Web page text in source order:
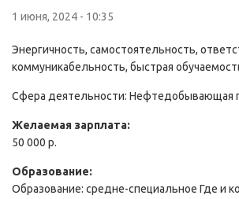
1 июня, 2024 - 10:35
Энергичность, самостоятельность,
коммуникабельность, быстрая
Сфера деятельности: Нефтедобывающая
Желаемая зарплата:
50 000 р.
Образование:
Образование: средне-специальное Где и